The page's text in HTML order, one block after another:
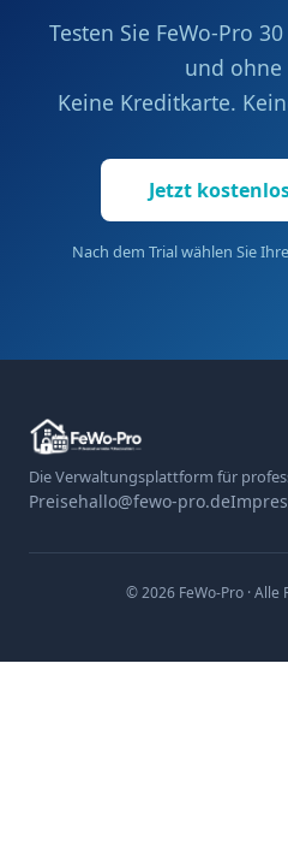
Testen Sie FeWo-Pro
und ohne
Keine Kreditkarte.
Jetzt
Nach dem Trial wählen Sie
Die Verwaltungsplattform für
Preisehallo@fewo-pro.de
© 2026 FeWo-Pro · Alle